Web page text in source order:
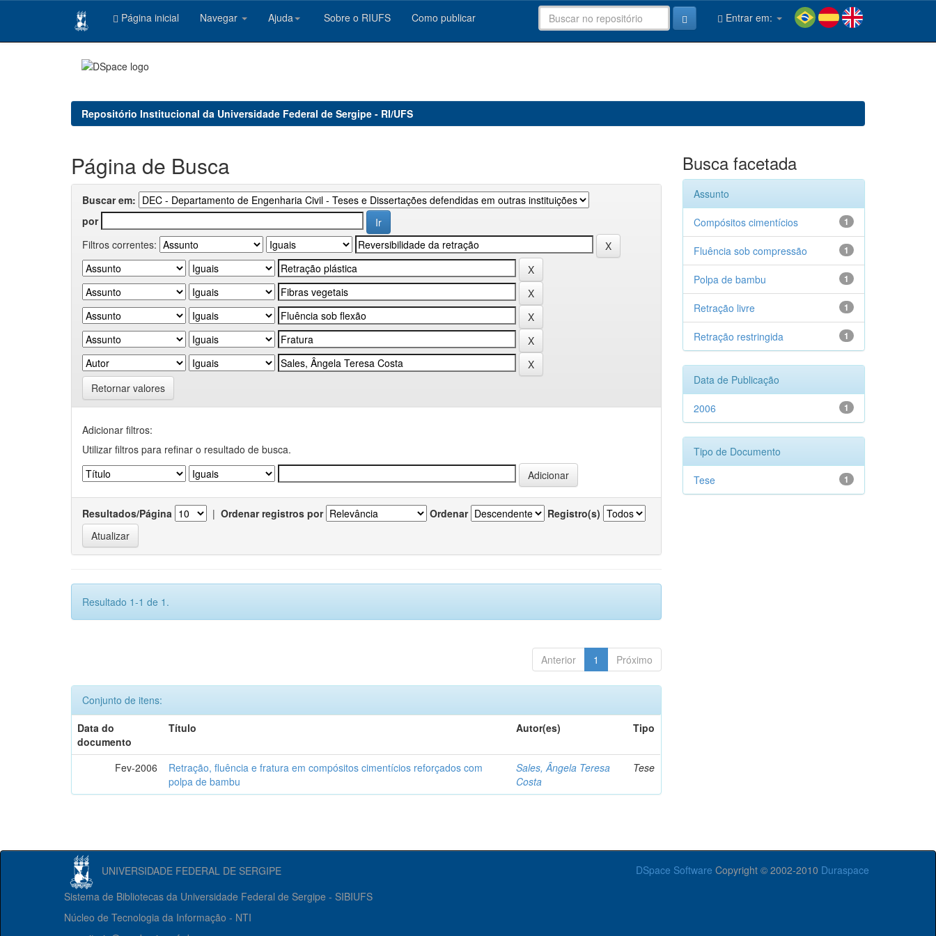
Página inicial Navegar Ajuda Sobre o RIUFS Como publicar Entrar em:
Repositório Institucional da Universidade Federal de Sergipe - RI/UFS
Página de Busca
Buscar em:
por
Filtros correntes:
Retornar valores
Adicionar filtros:
Utilizar filtros para refinar o resultado de busca.
Resultados/Página | Ordenar registros por Ordenar Registro(s)
Resultado 1-1 de 1.
Anterior 1 Próximo
Conjunto de itens:
Data do
documento
Título Autor(es) Tipo
Fev-2006
Retração, fluência e fratura em compósitos cimentícios reforçados com
polpa de bambu
Sales, Ângela Teresa
Costa
Tese
Busca facetada
Assunto
1
Compósitos cimentícios
1
Fluência sob compressão
1
Polpa de bambu
1
Retração livre
1
Retração restringida
Data de Publicação
1
2006
Tipo de Documento
1
Tese
UNIVERSIDADE FEDERAL DE SERGIPE DSpace Software Copyright © 2002-2010 Duraspace
Sistema de Bibliotecas da Universidade Federal de Sergipe - SIBIUFS
Núcleo de Tecnologia da Informação - NTI